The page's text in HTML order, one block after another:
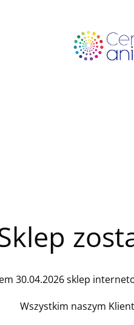
30.04.2026 sklep
Wszystkim naszym